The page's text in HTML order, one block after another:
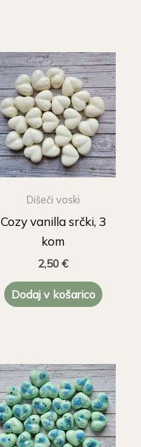
Dišeči voski
Cozy vanilla srčki, 3
kom
2,50€
Dodaj v košarico